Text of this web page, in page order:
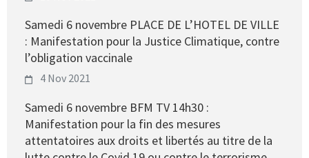
Samedi 6 novembre PLACE DE L’HOTEL DE VILLE
: Manifestation pour la Justice Climatique, contre
l’obligation vaccinale
4 Nov 2021
Samedi 6 novembre BFM TV 14h30 :
Manifestation pour la fin des mesures
attentatoires aux droits et libertés au titre de la